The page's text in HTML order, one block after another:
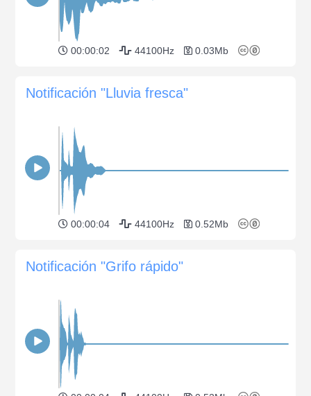
00:00:02 44100Hz 0.03Mb
Notificación "Lluvia fresca"
00:00:04 44100Hz 0.52Mb
Notificación "Grifo rápido"